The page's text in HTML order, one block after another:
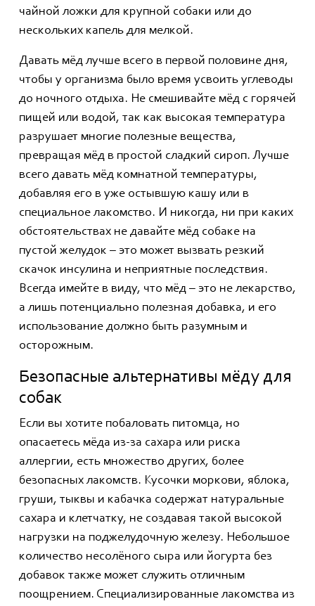
чайной ложки для крупной собаки или до
нескольких капель для мелкой.
Давать мёд лучше всего в первой половине дня,
чтобы у организма было время усвоить углеводы
до ночного отдыха. Не смешивайте мёд с горячей
пищей или водой, так как высокая температура
разрушает многие полезные вещества,
превращая мёд в простой сладкий сироп. Лучше
всего давать мёд комнатной температуры,
добавляя его в уже остывшую кашу или в
специальное лакомство. И никогда, ни при каких
обстоятельствах не давайте мёд собаке на
пустой желудок – это может вызвать резкий
скачок инсулина и неприятные последствия.
Всегда имейте в виду, что мёд – это не лекарство,
а лишь потенциально полезная добавка, и его
использование должно быть разумным и
осторожным.
Безопасные альтернативы мёду для
собак
Если вы хотите побаловать питомца, но
опасаетесь мёда из-за сахара или риска
аллергии, есть множество других, более
безопасных лакомств. Кусочки моркови, яблока,
груши, тыквы и кабачка содержат натуральные
сахара и клетчатку, не создавая такой высокой
нагрузки на поджелудочную железу. Небольшое
количество несолёного сыра или йогурта без
добавок также может служить отличным
поощрением. Специализированные лакомства из